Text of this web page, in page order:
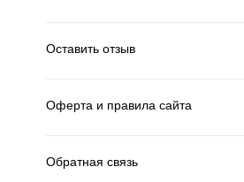
Оставить отзыв
Оферта и правила сайта
Обратная связь